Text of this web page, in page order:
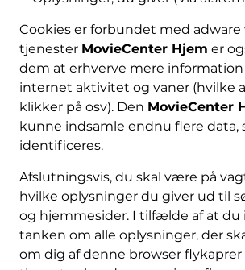
Cookies er forbundet med
tjenester MovieCenter Hjem er
dem at erhverve mere
internet aktivitet og vaner (hvilke
klikker på osv). Den MovieCenter
kunne indsamle endnu flere data,
identificeres.
Afslutningsvis, du skal være på
hvilke oplysninger du giver ud til
og hjemmesider. I tilfælde af at du
tanken om alle oplysninger, der
om dig af denne browser flykaprer